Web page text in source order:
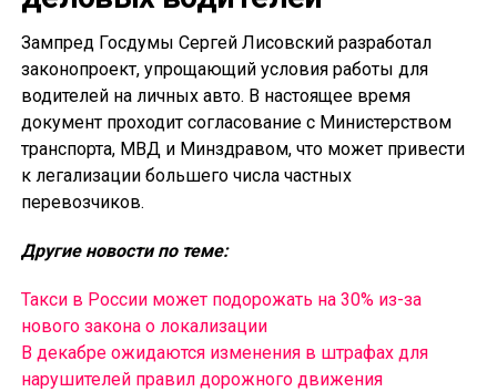
Зампред Госдумы Сергей Лисовский разработал
законопроект, упрощающий условия работы для
водителей на личных авто. В настоящее время
документ проходит согласование с Министерством
транспорта, МВД и Минздравом, что может привести
к легализации большего числа частных
перевозчиков.
Другие новости по теме:
Такси в России может подорожать на 30% из-за
нового закона о локализации
В декабре ожидаются изменения в штрафах для
нарушителей правил дорожного движения